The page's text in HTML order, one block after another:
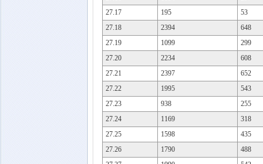
27.17
195
53
27.18
2394
648
27.19
1099
299
27.20
2234
608
27.21
2397
652
27.22
1995
543
27.23
938
255
27.24
1169
318
27.25
1598
435
27.26
1790
488